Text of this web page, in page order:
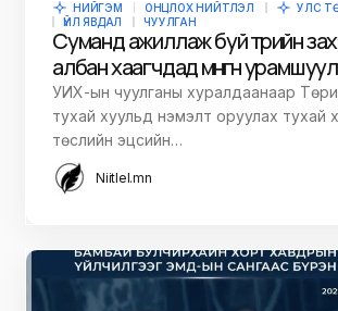
НИЙГЭМ ОНЦЛОХ НИЙТЛЭЛ
УЛС
ҮЙЛ ЯВДАЛ
ЧУУЛГАН
Суманд ажиллаж буй төрийн
албан хаагчдад мөнгөн
УИХ-ын чуулганы хуралдаанаар
тухай хуульд нэмэлт оруулах тухай
төслийн эцсийн…
Niitlel.mn